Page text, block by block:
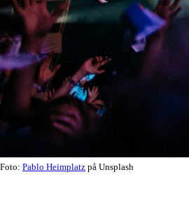
Foto: Pablo Heimplatz på Unsplash